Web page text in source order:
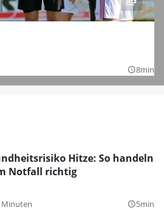
query_builder8min
Hitze: So handeln
Notfall richtig
query_builder5min